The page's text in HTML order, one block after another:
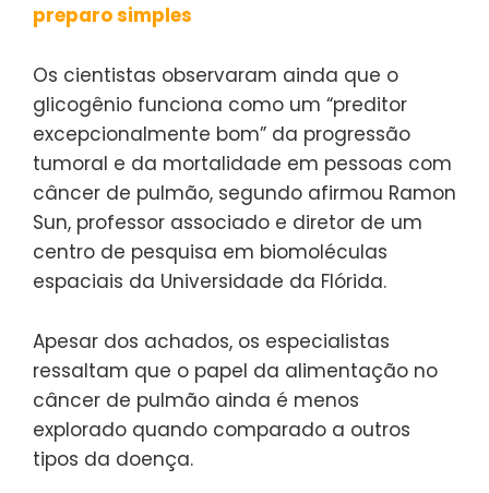
preparo simples
Os cientistas observaram ainda que o
glicogênio funciona como um “preditor
excepcionalmente bom” da progressão
tumoral e da mortalidade em pessoas com
câncer de pulmão, segundo afirmou Ramon
Sun, professor associado e diretor de um
centro de pesquisa em biomoléculas
espaciais da Universidade da Flórida.
Apesar dos achados, os especialistas
ressaltam que o papel da alimentação no
câncer de pulmão ainda é menos
explorado quando comparado a outros
tipos da doença.